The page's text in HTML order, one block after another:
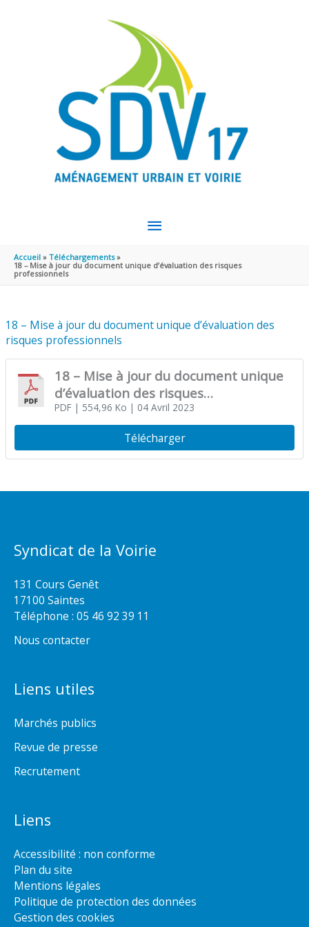
MENU
PRINCIPAL
Accueil
Téléchargements
18 – Mise à jour du document unique d’évaluation des risques
professionnels
18 – Mise à jour du document unique d’évaluation des
risques professionnels
18 – Mise à jour du document unique
d’évaluation des risques
professionnels
PDF| 554,96 Ko | 04 Avril 2023
Télécharger
Syndicat de la Voirie
131 Cours Genêt
17100 Saintes
Téléphone : 05 46 92 39 11
Nous contacter
Liens utiles
Marchés publics
Revue de presse
Recrutement
Liens
Accessibilité : non conforme
Plan du site
Mentions légales
Politique de protection des données
Gestion des cookies